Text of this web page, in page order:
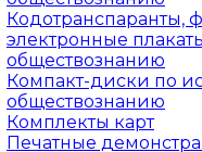
Кодотранспаранты,
электронные
обществознанию
Компакт-диски по
обществознанию
Комплекты карт
Печатные